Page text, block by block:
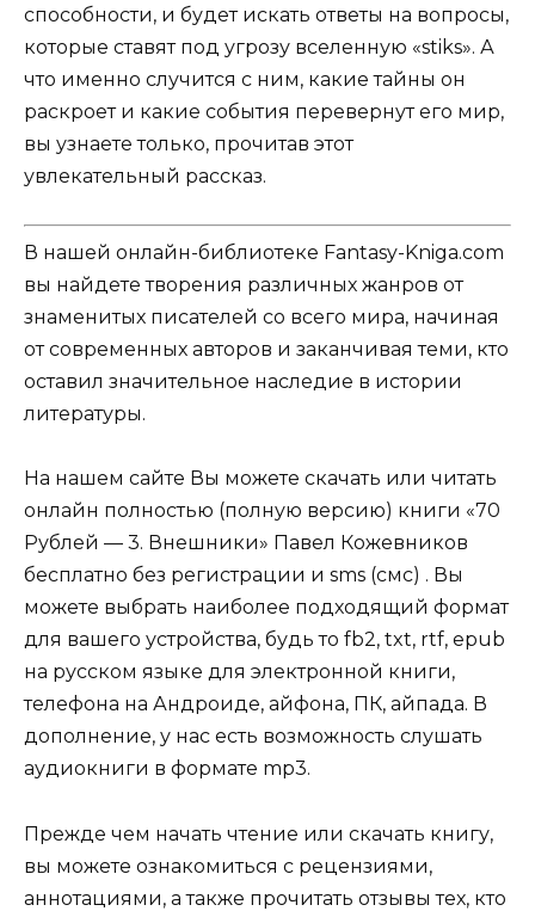
способности, и будет искать ответы на вопросы,
которые ставят под угрозу вселенную «stiks». А
что именно случится с ним, какие тайны он
раскроет и какие события перевернут его мир,
вы узнаете только, прочитав этот
увлекательный рассказ.
В нашей онлайн-библиотеке Fantasy-Kniga.com
вы найдете творения различных жанров от
знаменитых писателей со всего мира, начиная
от современных авторов и заканчивая теми, кто
оставил значительное наследие в истории
литературы.
На нашем сайте Вы можете скачать или читать
онлайн полностью (полную версию) книги «70
Рублей — 3. Внешники» Павел Кожевников
бесплатно без регистрации и sms (смс) . Вы
можете выбрать наиболее подходящий формат
для вашего устройства, будь то fb2, txt, rtf, epub
на русском языке для электронной книги,
телефона на Андроиде, айфона, ПК, айпада. В
дополнение, у нас есть возможность слушать
аудиокниги в формате mp3.
Прежде чем начать чтение или скачать книгу,
вы можете ознакомиться с рецензиями,
аннотациями, а также прочитать отзывы тех, кто